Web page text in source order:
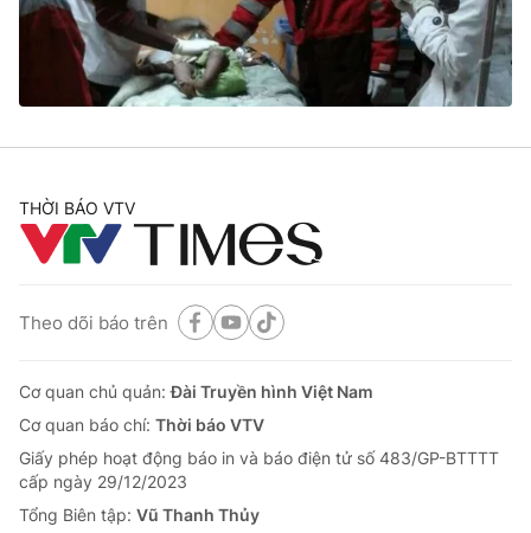
Thế giới đó đây
Câu chuyện quốc tế
Kinh tế
Tài chính
Thị trường
Góc doanh nghiệp
Dữ liệu và đời sống
Truyền hình
Phim VTV
Hậu trường
Giải sao mai
Giải trí
Điện ảnh
Âm nhạc
Du lịch
Làm đẹp
Chất lượng cuộc sống
Tuyển sinh
Học trực tuyến
Công nghệ
Hitech Công nghệ tương lai
Sản phẩm
Giao lưu trực tuyến
THỜI BÁO VTV
Theo dõi báo trên
Cơ quan chủ quản:Đài Truyền hình Việt Nam
Cơ quan báo chí: Thời báo VTV
Giấy phép hoạt động báo in và báo điện tử số 483/GP-BTTTT
cấp ngày 29/12/2023
Tổng Biên tập: Vũ Thanh Thủy